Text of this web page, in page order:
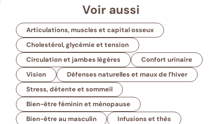
Voir aussi
Articulations, muscles et capital osseux
Cholestérol, glycémie et tension
Circulation et jambes légères
Confort urinaire
Vision
Défenses naturelles et maux de l’hiver
Stress, détente et sommeil
Bien-être féminin et ménopause
Bien-être au masculin
Infusions et thés